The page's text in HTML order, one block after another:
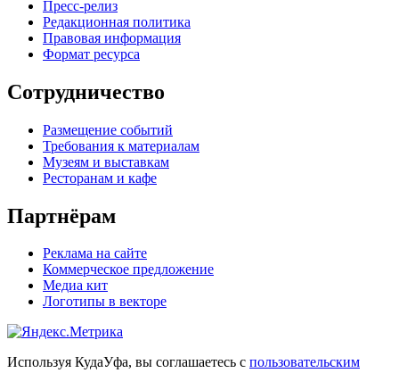
Пресс-релиз
Редакционная политика
Правовая информация
Формат ресурса
Сотрудничество
Размещение событий
Требования к материалам
Музеям и выставкам
Ресторанам и кафе
Партнёрам
Реклама на сайте
Коммерческое предложение
Медиа кит
Логотипы в векторе
Используя КудаУфа, вы соглашаетесь с пользовательским